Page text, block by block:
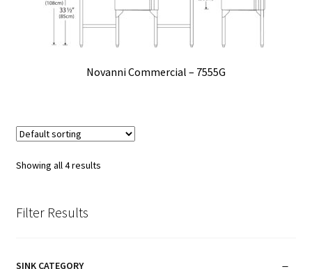
Novanni Commercial – 7555G
Showing all 4 results
Filter Results
SINK CATEGORY